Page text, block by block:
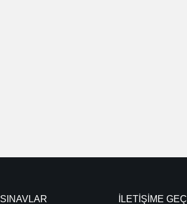
SINAVLAR İLETIŞIME GEÇ